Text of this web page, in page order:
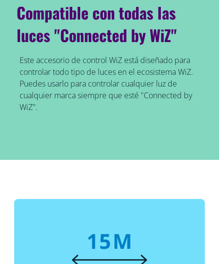
Compatible con todas las
luces "Connected by WiZ"
Este accesorio de control WiZ está diseñado para
controlar todo tipo de luces en el ecosistema WiZ.
Puedes usarlo para controlar cualquier luz de
cualquier marca siempre que esté "Connected by
WiZ".